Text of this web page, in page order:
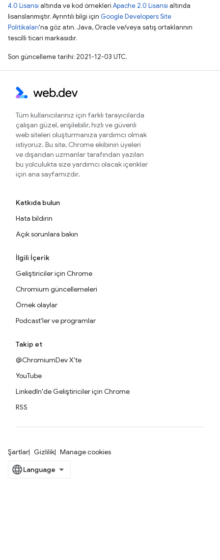
4.0 Lisansı altında ve kod örnekleri Apache 2.0 Lisansı altında
lisanslanmıştır. Ayrıntılı bilgi için Google Developers Site
Politikaları'na göz atın. Java, Oracle ve/veya satış ortaklarının
tescilli ticari markasıdır.
Son güncelleme tarihi: 2021-12-03 UTC.
Tüm kullanıcılarınız için farklı tarayıcılarda
çalışan güzel, erişilebilir, hızlı ve güvenli
web siteleri oluşturmanıza yardımcı olmak
istiyoruz. Bu site, Chrome ekibinin üyeleri
ve dışarıdan uzmanlar tarafından yazılan
bu yolculukta size yardımcı olacak içerikler
için ana sayfamızdır.
Katkıda bulun
Hata bildirin
Açık sorunlara bakın
İlgili İçerik
Geliştiriciler için Chrome
Chromium güncellemeleri
Örnek olaylar
Podcast'ler ve programlar
Takip et
@ChromiumDev X'te
YouTube
LinkedIn'de Geliştiriciler için Chrome
RSS
Şartlar Gizlilik Manage cookies